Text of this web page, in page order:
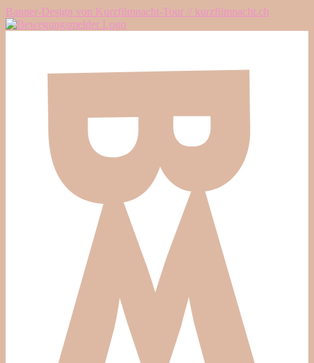
Banner-Design von Kurzfilmnacht-Tour // kurzfilmnacht.ch